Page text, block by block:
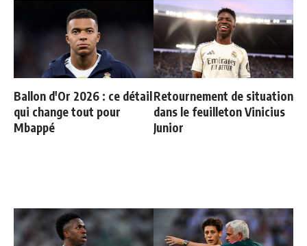
Ballon d'Or 2026 : ce détail
qui change tout pour
Mbappé
Retournement de situation
dans le feuilleton Vinicius
Junior